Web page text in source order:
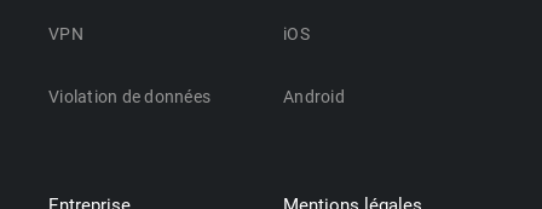
VPN
Violation de données
iOS
Android